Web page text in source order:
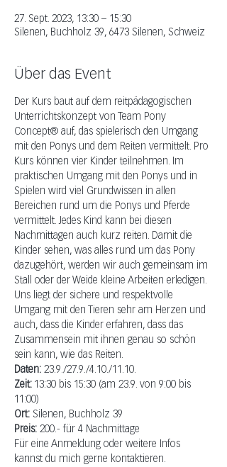
27. Sept. 2023, 13:30 – 15:30
Silenen, Buchholz 39, 6473 Silenen, Schweiz
Über das Event
Der Kurs baut auf dem reitpädagogischen
Unterrichtskonzept von Team Pony
Concept® auf, das spielerisch den Umgang
mit den Ponys und dem Reiten vermittelt. Pro
Kurs können vier Kinder teilnehmen. Im
praktischen Umgang mit den Ponys und in
Spielen wird viel Grundwissen in allen
Bereichen rund um die Ponys und Pferde
vermittelt. Jedes Kind kann bei diesen
Nachmittagen auch kurz reiten. Damit die
Kinder sehen, was alles rund um das Pony
dazugehört, werden wir auch gemeinsam im
Stall oder der Weide kleine Arbeiten erledigen.
Uns liegt der sichere und respektvolle
Umgang mit den Tieren sehr am Herzen und
auch, dass die Kinder erfahren, dass das
Zusammensein mit ihnen genau so schön
sein kann, wie das Reiten.
Daten: 23.9./27.9./4.10./11.10.
Zeit: 13:30 bis 15:30 (am 23.9. von 9:00 bis
11:00)
Ort: Silenen, Buchholz 39
Preis: 200.- für 4 Nachmittage
Für eine Anmeldung oder weitere Infos
kannst du mich gerne kontaktieren.